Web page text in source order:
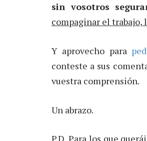
sin vosotros
compaginar el trabajo,
Y aprovecho para
conteste a sus
vuestra comprensión.
Un abrazo.